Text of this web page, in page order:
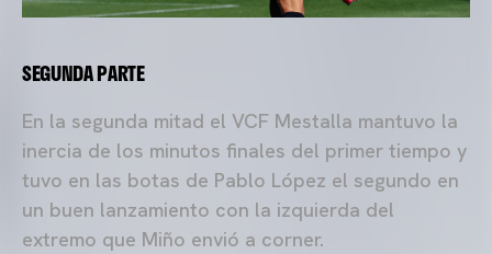
SEGUNDA PARTE
En la segunda mitad el VCF Mestalla mantuvo la
inercia de los minutos finales del primer tiempo y
tuvo en las botas de Pablo López el segundo en
un buen lanzamiento con la izquierda del
extremo que Miño envió a corner.